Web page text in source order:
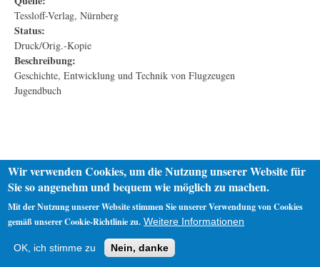
Tessloff-Verlag, Nürnberg
Status:
Druck/Orig.-Kopie
Beschreibung:
Geschichte, Entwicklung und Technik von Flugzeugen
Jugendbuch
Impressum
Wir verwenden Cookies, um die Nutzung unserer Website für
Sie so angenehm und bequem wie möglich zu machen.
Mit der Nutzung unserer Website stimmen Sie unserer Verwendung von Cookies
gemäß unserer Cookie-Richtlinie zu. Weitere Informationen
OK, ich stimme zu Nein, danke